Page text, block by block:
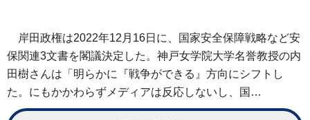
岸田政権は2022年12月16日に、国家安全保障戦略など安
保関連3文書を閣議決定した。神戸女学院大学名誉教授の内
田樹さんは「明らかに『戦争ができる』方向にシフトし
た。にもかかわらずメディアは反応しないし、国…